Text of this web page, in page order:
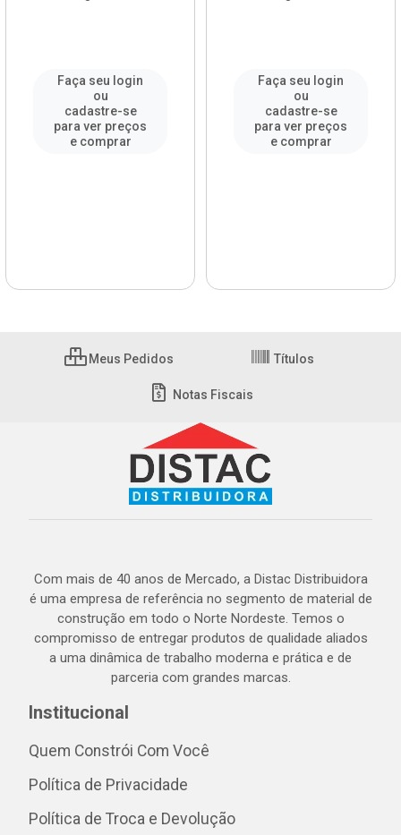
Faça seu login
ou
cadastre-se
para ver preços
e comprar
Faça seu login
ou
cadastre-se
para ver preços
e comprar
Meus Pedidos Títulos
Notas Fiscais
Com mais de 40 anos de Mercado, a Distac Distribuidora
é uma empresa de referência no segmento de material de
construção em todo o Norte Nordeste. Temos o
compromisso de entregar produtos de qualidade aliados
a uma dinâmica de trabalho moderna e prática e de
parceria com grandes marcas.
Institucional
Quem Constrói Com Você
Política de Privacidade
Política de Troca e Devolução